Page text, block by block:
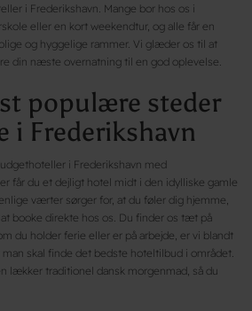
i Frederikshavn. Mange bor hos os i
eller en kort weekendtur, og alle får en
og hyggelige rammer. Vi glæder os til at
din næste overnatning til en god oplevelse.
populære steder
i Frederikshavn
i Frederikshavn med
får du et dejligt hotel midt i den idylliske gamle
værter sørger for, at du føler dig hjemme,
booke direkte hos os. Du finder os tæt på
du holder ferie eller er på arbejde, er vi blandt
skal finde det bedste hoteltilbud i området.
lækker traditionel dansk morgenmad, så du